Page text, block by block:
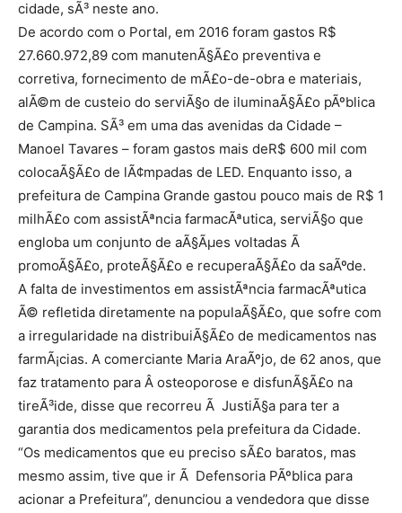
cidade, sÃ³ neste ano.
De acordo com o Portal, em 2016 foram gastos R$
27.660.972,89 com manutenÃ§Ã£o preventiva e
corretiva, fornecimento de mÃ£o-de-obra e materiais,
alÃ©m de custeio do serviÃ§o de iluminaÃ§Ã£o pÃºblica
de Campina. SÃ³ em uma das avenidas da Cidade –
Manoel Tavares – foram gastos mais deR$ 600 mil com
colocaÃ§Ã£o de lÃ¢mpadas de LED. Enquanto isso, a
prefeitura de Campina Grande gastou pouco mais de R$ 1
milhÃ£o com assistÃªncia farmacÃªutica, serviÃ§o que
engloba um conjunto de aÃ§Ãµes voltadas Ã
promoÃ§Ã£o, proteÃ§Ã£o e recuperaÃ§Ã£o da saÃºde.
A falta de investimentos em assistÃªncia farmacÃªutica
Ã© refletida diretamente na populaÃ§Ã£o, que sofre com
a irregularidade na distribuiÃ§Ã£o de medicamentos nas
farmÃ¡cias. A comerciante Maria AraÃºjo, de 62 anos, que
faz tratamento para Â osteoporose e disfunÃ§Ã£o na
tireÃ³ide, disse que recorreu Ã JustiÃ§a para ter a
garantia dos medicamentos pela prefeitura da Cidade.
“Os medicamentos que eu preciso sÃ£o baratos, mas
mesmo assim, tive que ir Ã Defensoria PÃºblica para
acionar a Prefeitura”, denunciou a vendedora que disse